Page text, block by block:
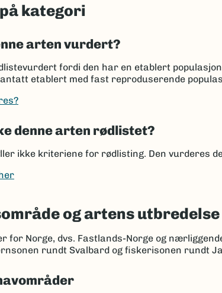
kategori
arten vurdert?
fordi den har en etablert
etablert med fast reproduserende
denne arten rødlistet?
ikke kriteriene for rødlisting. Den vurderes
og artens utbredelse
for Norge, dvs. Fastlands-Norge og
rundt Svalbard og fiskerisonen rundt